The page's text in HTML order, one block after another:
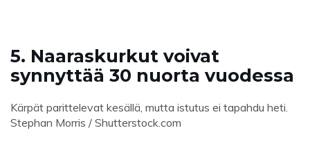
5. Naaraskurkut voivat
synnyttää 30 nuorta vuodessa
Kärpät parittelevat kesällä, mutta istutus ei tapahdu heti.
Stephan Morris / Shutterstock.com